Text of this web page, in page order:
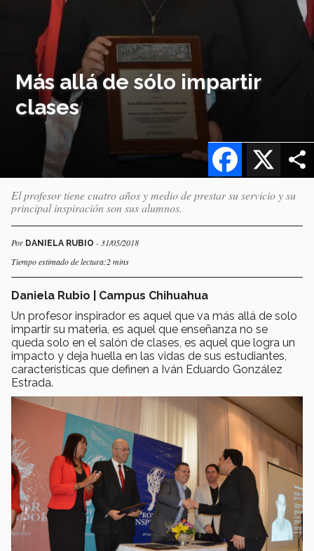
Más allá de sólo impartir
clases
X
Facebook
El profesor tiene cuatro años y medio de prestar su servicio y su
principal inspiración son sus alumnos.
Por DANIELA RUBIO - 31/05/2018
Tiempo estimado de lectura:2 mins
Daniela Rubio | Campus Chihuahua
Un profesor inspirador es aquel que va más allá de solo
impartir su materia, es aquel que enseñanza no se
queda solo en el salón de clases, es aquel que logra un
impacto y deja huella en las vidas de sus estudiantes,
características que definen a Iván Eduardo González
Estrada.